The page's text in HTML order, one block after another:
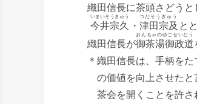
織田信長に茶頭さどうと
今井宗久
いまいそうきゅう
・ 津田宗及
つだそうぎゅう
と
織田信長が御茶湯御政道
おんちゃのゆごせいどう
＊織田信長は、手柄をた
の価値を向上させたと
茶会を開くことを許さ